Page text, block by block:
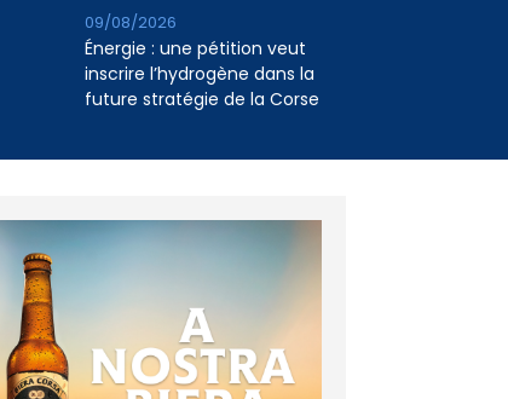
Énergie : une pétition veut
inscrire l’hydrogène dans la
future stratégie de la Corse
09/08/2026